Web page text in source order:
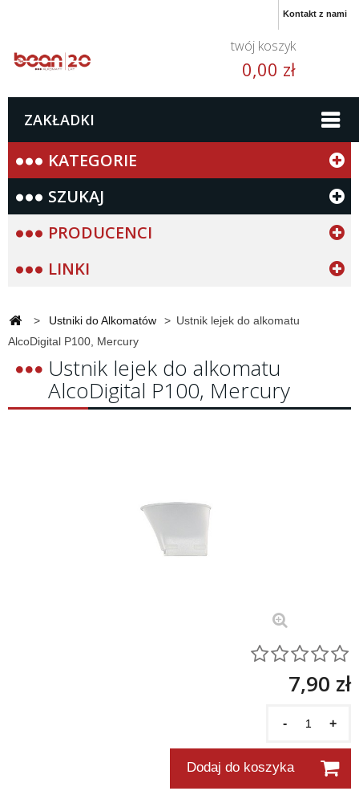
Kontakt z nami
twój koszyk
0,00 zł
ZAKŁADKI
KATEGORIE
SZUKAJ
PRODUCENCI
LINKI
> Ustniki do Alkomatów > Ustnik lejek do alkomatu
AlcoDigital P100, Mercury
Ustnik lejek do alkomatu
AlcoDigital P100, Mercury
7,90 zł
- +
Dodaj do koszyka